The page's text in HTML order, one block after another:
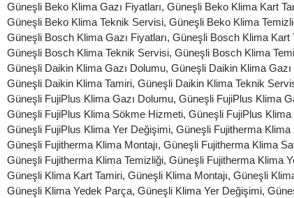
Güneşli Beko Klima Gazı Fiyatları, Güneşli Beko Klima Kart
Güneşli Beko Klima Teknik Servisi, Güneşli Beko Klima
Güneşli Bosch Klima Gazı Fiyatları, Güneşli Bosch Klima Kart
Güneşli Bosch Klima Teknik Servisi, Güneşli Bosch Klima
Güneşli Daikin Klima Gazı Dolumu, Güneşli Daikin Klima Gazı
Güneşli Daikin Klima Tamiri, Güneşli Daikin Klima Teknik
Güneşli FujiPlus Klima Gazı Dolumu, Güneşli FujiPlus Klima
Güneşli FujiPlus Klima Sökme Hizmeti, Güneşli FujiPlus Klima
Güneşli FujiPlus Klima Yer Değişimi, Güneşli Fujitherma Klima
Güneşli Fujitherma Klima Montajı, Güneşli Fujitherma Klima
Güneşli Fujitherma Klima Temizliği, Güneşli Fujitherma Klima
Güneşli Klima Kart Tamiri, Güneşli Klima Montajı, Güneşli
Güneşli Klima Yedek Parça, Güneşli Klima Yer Değişimi,